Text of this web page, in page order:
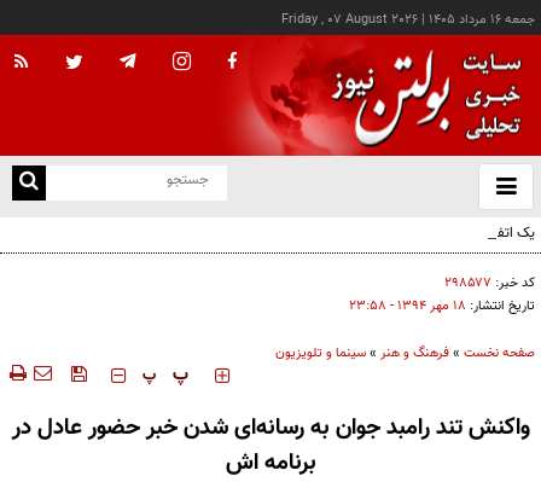
جمعه ۱۶ مرداد ۱۴۰۵ |
Friday , 07 August 2026
باز
و
یک اتفاق عجیب در «لوور»
کد خبر: ۲۹۸۵۷۷
تاریخ انتشار: ۱۸ مهر ۱۳۹۴ - ۲۳:۵۸
صفحه نخست »فرهنگ و هنر »سینما و تلویزیون
‍‍‍ پ پ
واکنش تند رامبد جوان به رسانه‌ای شدن خبر حضور عادل در
برنامه اش